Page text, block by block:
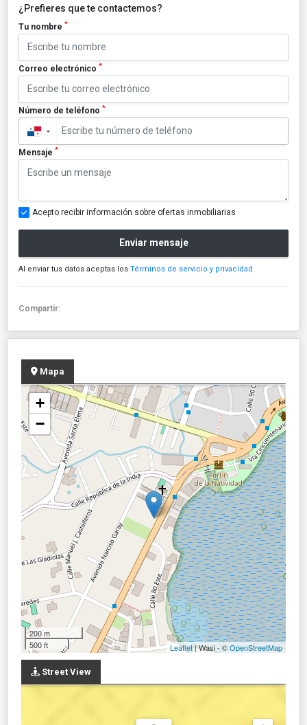
¿Prefieres que te contactemos?
Tu nombre *
Correo electrónico *
Número de teléfono *
▼
Mensaje *
Acepto recibir información sobre ofertas inmobiliarias
Enviar mensaje
Al enviar tus datos aceptas los Términos de servicio y privacidad
Compartir:
Mapa
+
−
200 m
500 ft
Leaflet| Wasi - ©OpenStreetMap
Street View